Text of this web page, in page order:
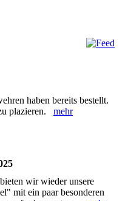
haben bereits bestellt.
plazieren. mehr
wir wieder unsere
mit ein paar besonderen